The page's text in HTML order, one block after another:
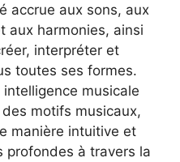
accrue aux sons, aux
aux harmonies, ainsi
interpréter et
toutes ses formes.
musicale
motifs musicaux,
manière intuitive et
profondes à travers la